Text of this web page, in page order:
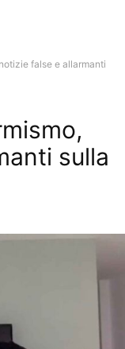
false e allarmanti
sulla